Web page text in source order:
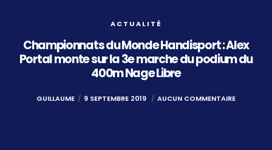
ACTUALITÉ
Championnats du Monde Handisport : Alex
Portal monte sur la 3e marche du podium du
400m Nage Libre
GUILLAUME 9 SEPTEMBRE 2019 AUCUN COMMENTAIRE